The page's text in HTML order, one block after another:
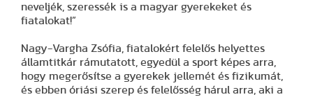
neveljék, szeressék is a magyar gyerekeket és
fiatalokat!”
Nagy-Vargha Zsófia, fiatalokért felelős helyettes
államtitkár rámutatott, egyedül a sport képes arra,
hogy megerősítse a gyerekek jellemét és fizikumát,
és ebben óriási szerep és felelősség hárul arra, aki a